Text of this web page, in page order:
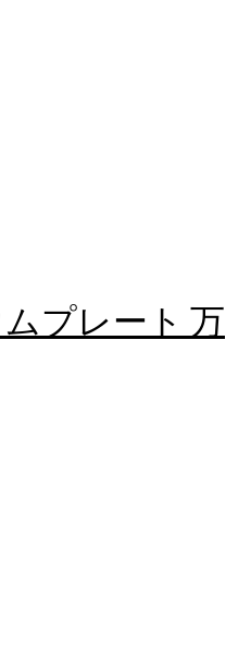
プレート 万